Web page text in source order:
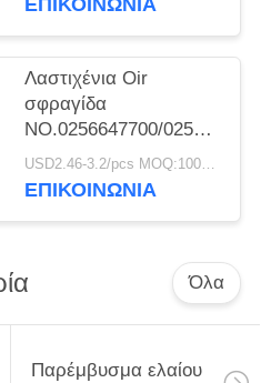
ΕΠΙΚΟΙΝΩΝΙΑ
Λαστιχένια Oir
σφραγίδα
NO.0256647700/
cOem για τον άξονα
117.5*158*17.8 χιλ.
USD2.46-3.2/pcs MOQ:1000 PC
ΕΠΙΚΟΙΝΩΝΙΑ
Όλα
Παρέμβυσμα ελαίου